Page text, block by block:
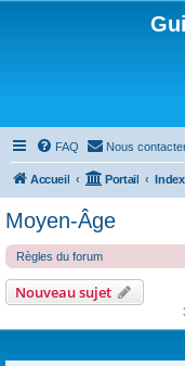
FAQ Nous
Accueil Portail
Moyen-Âge
Règles du forum
Nouveau sujet